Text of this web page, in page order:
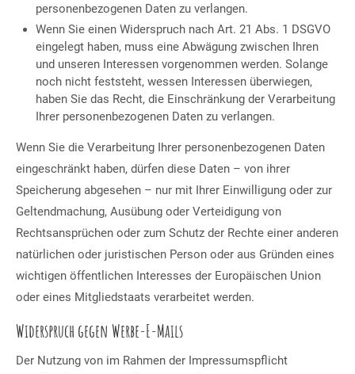
personenbezogenen Daten zu verlangen.
Wenn Sie einen Widerspruch nach Art. 21 Abs. 1 DSGVO
eingelegt haben, muss eine Abwägung zwischen Ihren
und unseren Interessen vorgenommen werden. Solange
noch nicht feststeht, wessen Interessen überwiegen,
haben Sie das Recht, die Einschränkung der Verarbeitung
Ihrer personenbezogenen Daten zu verlangen.
Wenn Sie die Verarbeitung Ihrer personenbezogenen Daten
eingeschränkt haben, dürfen diese Daten – von ihrer
Speicherung abgesehen – nur mit Ihrer Einwilligung oder zur
Geltendmachung, Ausübung oder Verteidigung von
Rechtsansprüchen oder zum Schutz der Rechte einer anderen
natürlichen oder juristischen Person oder aus Gründen eines
wichtigen öffentlichen Interesses der Europäischen Union
oder eines Mitgliedstaats verarbeitet werden.
Widerspruch gegen Werbe-E-Mails
Der Nutzung von im Rahmen der Impressumspflicht